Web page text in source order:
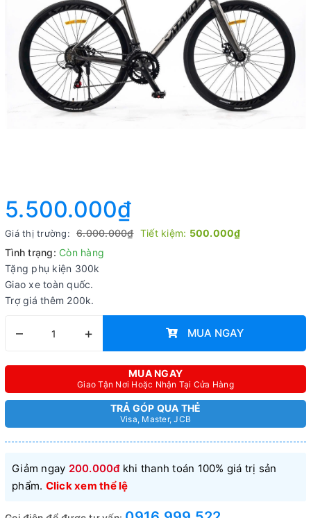
5.500.000₫
Giá thị trường: 6.000.000₫ Tiết kiệm: 500.000₫
Tình trạng: Còn hàng
Tặng phụ kiện 300k
Giao xe toàn quốc.
Trợ giá thêm 200k.
– + MUA NGAY
MUA NGAY
Giao Tận Nơi Hoặc Nhận Tại Cửa Hàng
TRẢ GÓP QUA THẺ
Visa, Master, JCB
Giảm ngay 200.000đkhi thanh toán 100% giá trị sản
phẩm. Click xem thể lệ